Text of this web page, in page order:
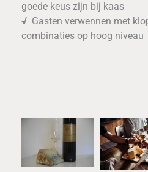
goede keus zijn bij kaas
√ Gasten verwennen met
combinaties op hoog niveau